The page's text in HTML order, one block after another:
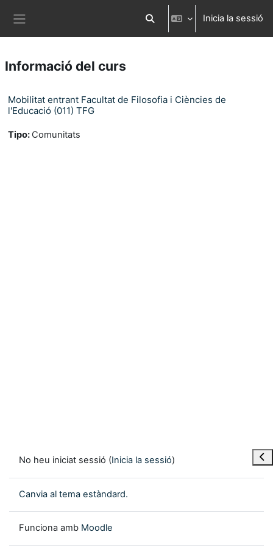
Commuta l'entrada de la cerca
Inicia la sessió
Informació del curs
Mobilitat entrant Facultat de Filosofia i Ciències de
l'Educació (011) TFG
Tipo: Comunitats
No heu iniciat sessió (Inicia la sessió)
Canvia al tema estàndard.
Funciona amb Moodle